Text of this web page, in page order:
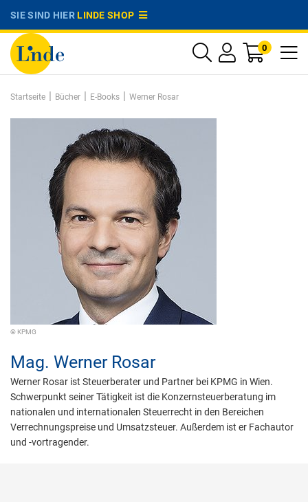
SIE SIND HIERLINDE SHOP
0
Startseite | Bücher | E-Books | Werner Rosar
© KPMG
Mag. Werner Rosar
Werner Rosar ist Steuerberater und Partner bei KPMG in Wien.
Schwerpunkt seiner Tätigkeit ist die Konzernsteuerberatung im
nationalen und internationalen Steuerrecht in den Bereichen
Verrechnungspreise und Umsatzsteuer. Außerdem ist er Fachautor
und -vortragender.